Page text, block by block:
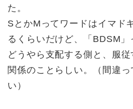
た。
SとかMってワードはイマド
るくらいだけど、「BDSM」
どうやら支配する側と、服
関係のことらしい。（間違
い）